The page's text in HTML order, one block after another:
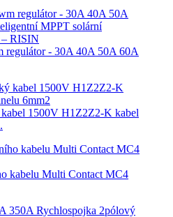
regulátor - 30A 40A 50A 60A
1500V H1Z2Z2-K kabel
kabelu Multi Contact MC4